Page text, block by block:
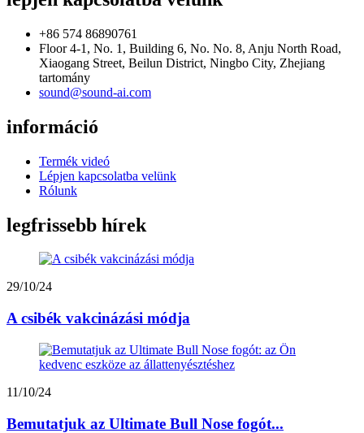
+86 574 86890761
Floor 4-1, No. 1, Building 6, No. No. 8, Anju North Road,
Xiaogang Street, Beilun District, Ningbo City, Zhejiang
tartomány
sound@sound-ai.com
információ
Termék videó
Lépjen kapcsolatba velünk
Rólunk
legfrissebb hírek
29/10/24
A csibék vakcinázási módja
11/10/24
Bemutatjuk az Ultimate Bull Nose fogót...